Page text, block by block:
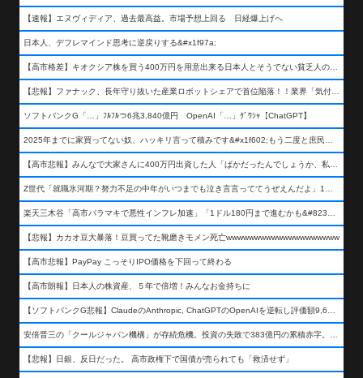
【速報】エヌヴィディア、過去最高益。市場予想上回る 日経爆上げへ
日本人、デフレマインド思考に逆戻りする&#x1f97a;
【高市格差】キオクシア株を買う400万円を用意出来る日本人とそうでない貧乏人の差が超広まるって事よ
【悲報】ファナック、長年守り抜いた産業ロボットシェアで首位陥落！！業界「気付いたら一気に抜かれていた…」
ソフトバンクG「…」ﾌﾙﾌﾙつ6兆3,840億円 OpenAI「…」ｸﾞﾜｼｬ【ChatGPT】
2025年までに家買ってない奴、ハッキリ言って積みです&#x1f602;もう二度と庶民が買える値段になりません&#x1f602;&#x1f602;&#x1f602;
【高市悲報】みんなで大家さんに400万円出資した人「ばかだったんでしょうか、私は&#x1f622;」
Z世代「就職氷河期？努力不足の中年がいつまでも泣き言言っててうぜえんだよ」1万いいね
楽天三木谷「高市バラマキで悪性インフレ加速」「1ドル180円まで進むかも&#8230;もう看過できない」
【悲報】カカオ豆大暴落！豆買ってた靴磨きモメン死亡wwwwwwwwwwwwwwwwwwww
【高市悲報】PayPay こっそりIPO価格を下回って終わる
【高市朗報】日本人の株資産、５年で倍増！みんなお金持ちに
【ソフトバンクG悲報】ClaudeのAnthropic, ChatGPTのOpenAIを逆転し評価額9,650億ドル (約154兆円) の世界一価値あるAI企業に……
安倍晋三の「クールジャパン機構」が存続危機。投資の失敗で383億円の累積赤字。2025年度決算も大赤字の可能性。責任の所在はウヤムヤ
【悲報】日銀、反日だった。 高市政権下で国債が売られても「救済せず」